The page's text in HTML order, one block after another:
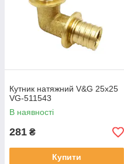
Кутник натяжний V&G 25x25
VG-511543
В наявності
281 ₴
Купити